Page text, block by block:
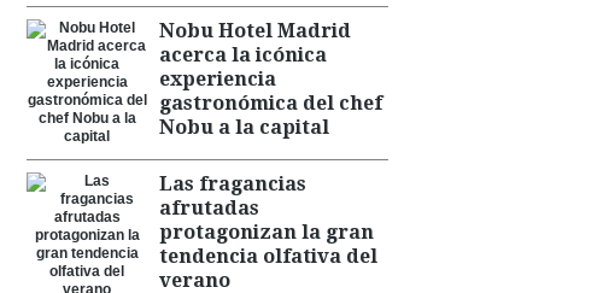
Nobu Hotel Madrid
acerca la icónica
experiencia
gastronómica del chef
Nobu a la capital
Las fragancias
afrutadas
protagonizan la gran
tendencia olfativa del
verano